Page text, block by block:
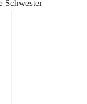
Schwester